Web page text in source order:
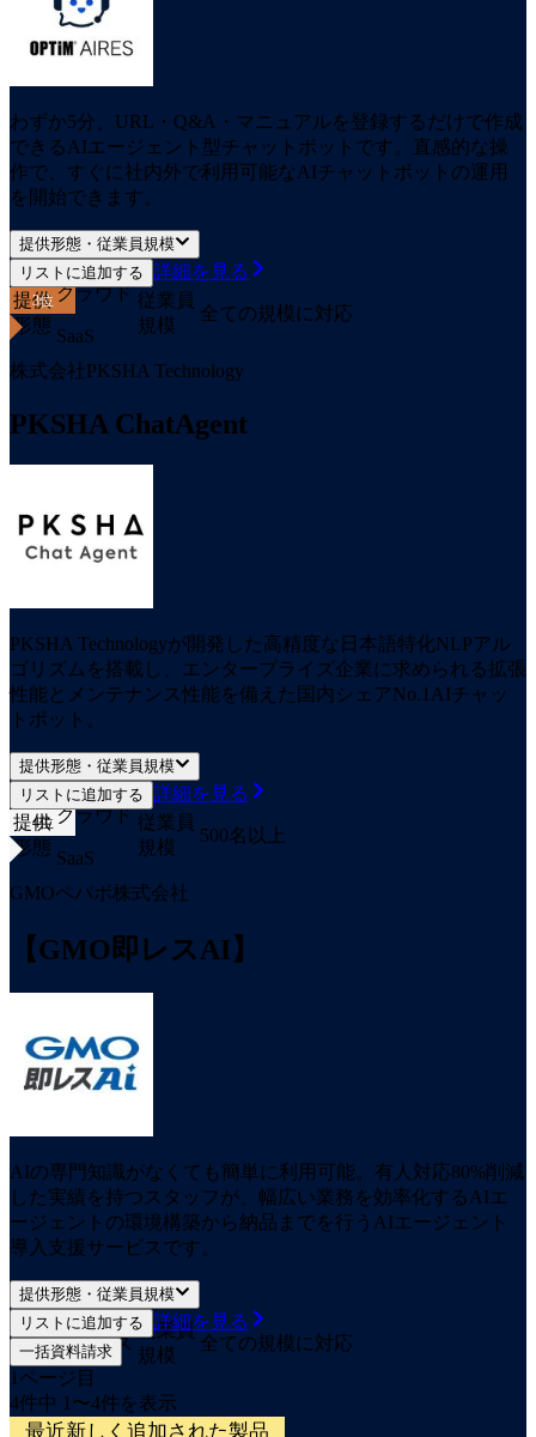
わずか5分、URL・Q&A・マニュアルを登録するだけで作成
できるAIエージェント型チャットボット​です。直感的な操
作で、すぐに社内外で利用可能なAIチャットボットの運用
を開始できます。
提供形態・従業員規模
提供
形態
クラウド
SaaS
従業員
規模
全ての規模に対応
リストに追加する 詳細を見る
3位
株式会社PKSHA Technology
PKSHA ChatAgent
PKSHA Technologyが開発した高精度な日本語特化NLPアル
ゴリズムを搭載し、エンタープライズ企業に求められる拡張
性能とメンテナンス性能を備えた国内シェアNo.1AIチャッ
トボット。
提供形態・従業員規模
提供
形態
クラウド
SaaS
従業員
規模
500名以上
リストに追加する 詳細を見る
4位
GMOペパボ株式会社
【GMO即レスAI】
AIの専門知識がなくても簡単に利用可能。有人対応80%削減
した実績を持つスタッフが、幅広い業務を効率化するAIエ
ージェントの環境構築から納品までを行うAIエージェント
導入支援サービスです。
提供形態・従業員規模
提供
形態
サービス
従業員
規模
全ての規模に対応
リストに追加する 詳細を見る
一括資料請求
1ページ目
4件中 1〜4件を表示
最近新しく追加された製品